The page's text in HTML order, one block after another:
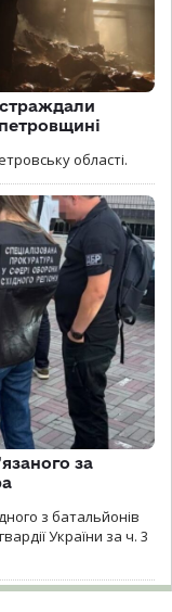
області.
за
з батальйонів
України за ч. 3